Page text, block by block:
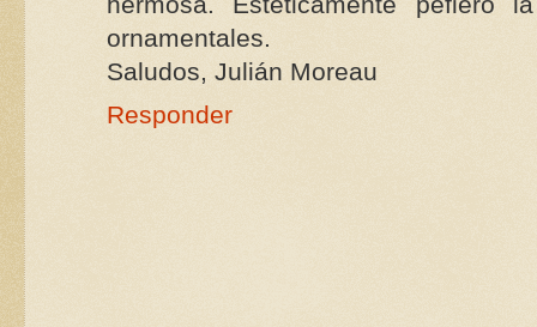
ornamentales.
Saludos, Julián Moreau
Responder